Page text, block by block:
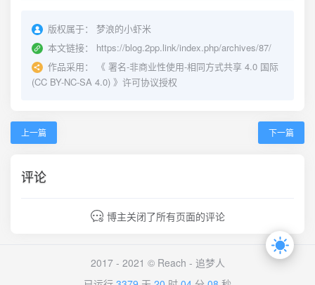
版权属于：
梦浪的小虾米
本文链接：
https://blog.2pp.link/index.php/archives/87/
作品采用：
《 署名-非商业性使用-相同方式共享 4.0 国际
(CC BY-NC-SA 4.0) 》许可协议授权
上一篇 下一篇
评论
博主关闭了所有页面的评论
2017 - 2021 © Reach - 追梦人